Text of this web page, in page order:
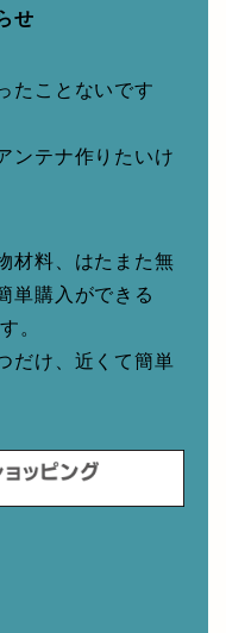
せ
たことないです
ンテナ作りたいけ
材料、はたまた無
単購入ができる
。
だけ、近くて簡単